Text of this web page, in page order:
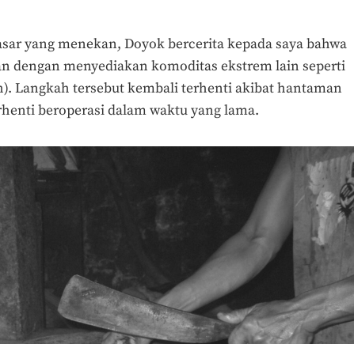
yang menekan, Doyok bercerita kepada saya bahwa
dengan menyediakan komoditas ekstrem lain seperti
Langkah tersebut kembali terhenti akibat hantaman
beroperasi dalam waktu yang lama.